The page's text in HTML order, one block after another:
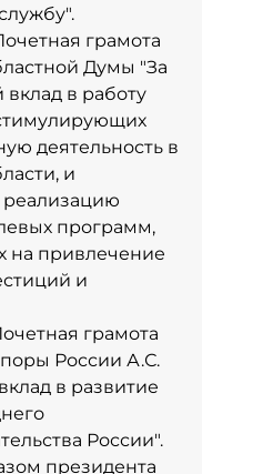
грамота
Думы "За
в работу
деятельность в
и
программ,
на привлечение
и
грамота
России А.С.
в развитие
России".
президента